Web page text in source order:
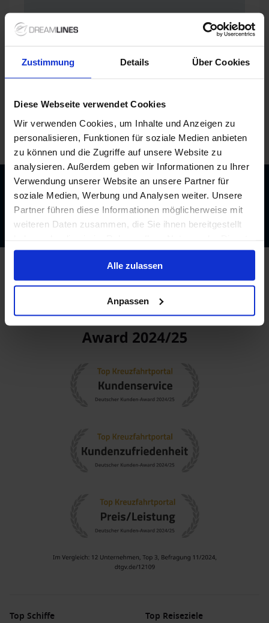
Zustimmung Details Über Cookies
Diese Webseite verwendet Cookies
Wir verwenden Cookies, um Inhalte und Anzeigen zu
personalisieren, Funktionen für soziale Medien anbieten
zu können und die Zugriffe auf unsere Website zu
analysieren. Außerdem geben wir Informationen zu Ihrer
Verwendung unserer Website an unsere Partner für
soziale Medien, Werbung und Analysen weiter. Unsere
Partner führen diese Informationen möglicherweise mit
weiteren Daten zusammen, die Sie ihnen bereitgestellt
gesammelt haben.
Alle zulassen
Anpassen
/ Schiffe / NILE MONARCH / Kabinen und Deckplan
Beratung durch echte Kreuzfahrtexperten
Bis zu 200 € Bordguthaben
Best-Preis-Garantie
Top Schiffe Top Reiseziele